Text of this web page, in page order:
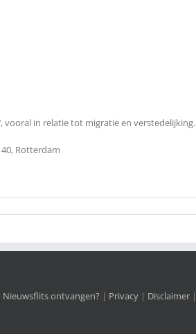
vooral in relatie tot migratie en verstedelijking.
Rotterdam
Nieuwsflits ontvangen? | Privacy| Disclaimer|